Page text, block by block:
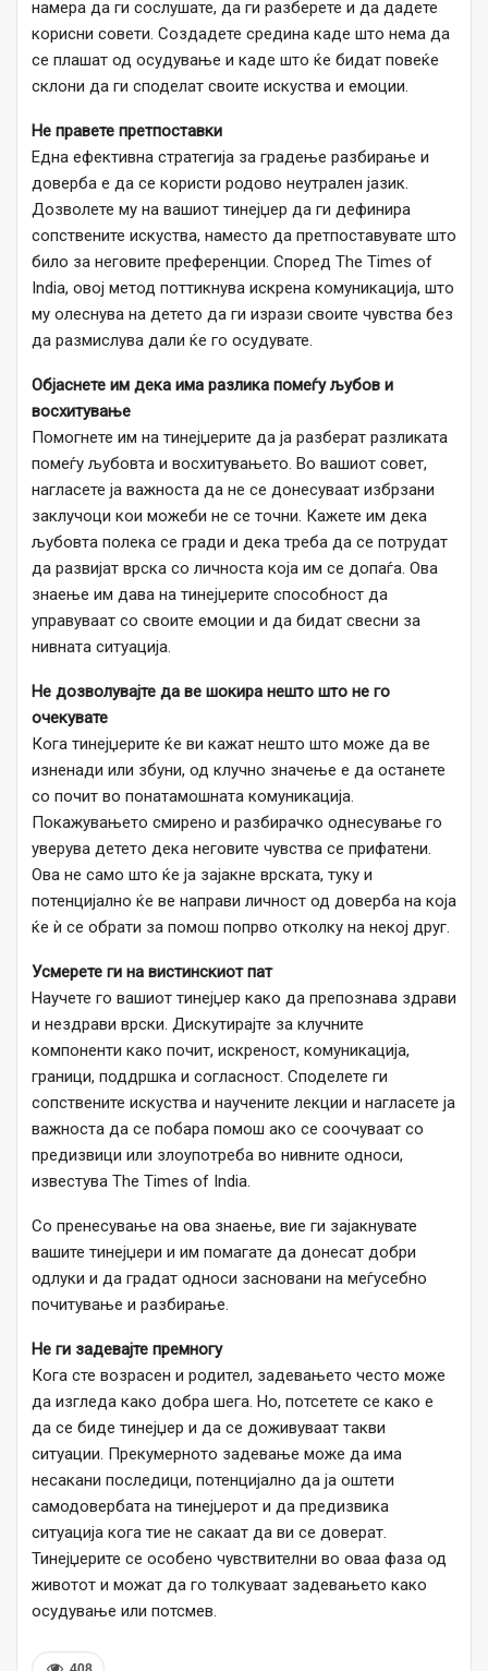
намера да ги сослушате, да ги разберете и да дадете
корисни совети. Создадете средина каде што нема да
се плашат од осудување и каде што ќе бидат повеќе
склони да ги споделат своите искуства и емоции.
Не правете претпоставки
Една ефективна стратегија за градење разбирање и
доверба е да се користи родово неутрален јазик.
Дозволете му на вашиот тинејџер да ги дефинира
сопствените искуства, наместо да претпоставувате што
било за неговите преференции. Според The ​​Times of
India, овој метод поттикнува искрена комуникација, што
му олеснува на детето да ги изрази своите чувства без
да размислува дали ќе го осудувате.
Објаснете им дека има разлика помеѓу љубов и
восхитување
Помогнете им на тинејџерите да ја разберат разликата
помеѓу љубовта и восхитувањето. Во вашиот совет,
нагласете ја важноста да не се донесуваат избрзани
заклучоци кои можеби не се точни. Кажете им дека
љубовта полека се гради и дека треба да се потрудат
да развијат врска со личноста која им се допаѓа. Ова
знаење им дава на тинејџерите способност да
управуваат со своите емоции и да бидат свесни за
нивната ситуација.
Не дозволувајте да ве шокира нешто што не го
очекувате
Кога тинејџерите ќе ви кажат нешто што може да ве
изненади или збуни, од клучно значење е да останете
со почит во понатамошната комуникација.
Покажувањето смирено и разбирачко однесување го
уверува детето дека неговите чувства се прифатени.
Ова не само што ќе ја зајакне врската, туку и
потенцијално ќе ве направи личност од доверба на која
ќе ѝ се обрати за помош попрво отколку на некој друг.
Усмерете ги на вистинскиот пат
Научете го вашиот тинејџер како да препознава здрави
и нездрави врски. Дискутирајте за клучните
компоненти како почит, искреност, комуникација,
граници, поддршка и согласност. Споделете ги
сопствените искуства и научените лекции и нагласете ја
важноста да се побара помош ако се соочуваат со
предизвици или злоупотреба во нивните односи,
известува The Times of India.
Со пренесување на ова знаење, вие ги зајакнувате
вашите тинејџери и им помагате да донесат добри
одлуки и да градат односи засновани на меѓусебно
почитување и разбирање.
Не ги задевајте премногу
Кога сте возрасен и родител, задевањето често може
да изгледа како добра шега. Но, потсетете се како е
да се биде тинејџер и да се доживуваат такви
ситуации. Прекумерното задевање може да има
несакани последици, потенцијално да ја оштети
самодовербата на тинејџерот и да предизвика
ситуација кога тие не сакаат да ви се доверат.
Тинејџерите се особено чувствителни во оваа фаза од
животот и можат да го толкуваат задевањето како
осудување или потсмев.